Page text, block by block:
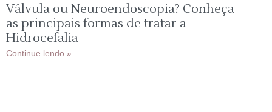
Válvula ou Neuroendoscopia? Conheça
as principais formas de tratar a
Hidrocefalia
Continue lendo »